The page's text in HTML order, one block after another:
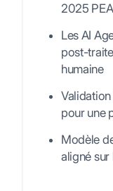
2025
Les AI
post-
humaine
pour une
Modèle
aligné sur